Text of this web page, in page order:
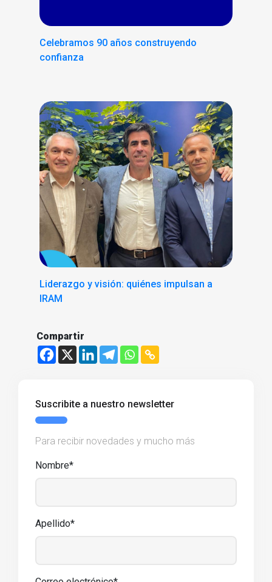
Celebramos 90 años construyendo
confianza
Liderazgo y visión: quiénes impulsan a
IRAM
Compartir
Suscribite a nuestro newsletter
Para recibir novedades y mucho más
Nombre*
Apellido*